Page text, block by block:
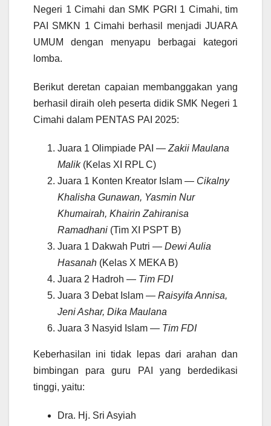
Negeri 1 Cimahi dan SMK PGRI 1 Cimahi, tim
PAI SMKN 1 Cimahi berhasil menjadi JUARA
UMUM dengan menyapu berbagai kategori
lomba.
Berikut deretan capaian membanggakan yang
berhasil diraih oleh peserta didik SMK Negeri 1
Cimahi dalam PENTAS PAI 2025:
Juara 1 Olimpiade PAI — Zakii Maulana
Malik(Kelas XI RPL C)
Juara 1 Konten Kreator Islam — Cikalny
Khalisha Gunawan, Yasmin Nur
Khumairah, Khairin Zahiranisa
Ramadhani (Tim XI PSPT B)
Juara 1 Dakwah Putri — Dewi Aulia
Hasanah (Kelas X MEKA B)
Juara 2 Hadroh — Tim FDI
Juara 3 Debat Islam — Raisyifa Annisa,
Jeni Ashar, Dika Maulana
Juara 3 Nasyid Islam — Tim FDI
Keberhasilan ini tidak lepas dari arahan dan
bimbingan para guru PAI yang berdedikasi
tinggi, yaitu:
Dra. Hj. Sri Asyiah